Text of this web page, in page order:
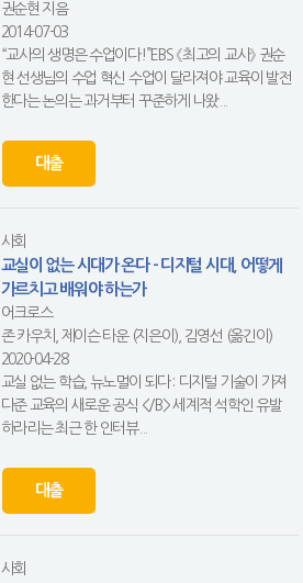
권순현 지음
2014-07-03
“교사의 생명은 수업이다!”EBS 《최고의 교사》 권순
현 선생님의 수업 혁신 수업이 달라져야 교육이 발전
한다는 논의는 과거부터 꾸준하게 나왔...
대출
사회
교실이 없는 시대가 온다 - 디지털 시대, 어떻게
가르치고 배워야 하는가
어크로스
존 카우치, 제이슨 타운 (지은이), 김영선 (옮긴이)
2020-04-28
교실 없는 학습, 뉴노멀이 되다 : 디지털 기술이 가져
다준 교육의 새로운 공식 </B> 세계적 석학인 유발
하라리는 최근 한 인터뷰...
대출
사회